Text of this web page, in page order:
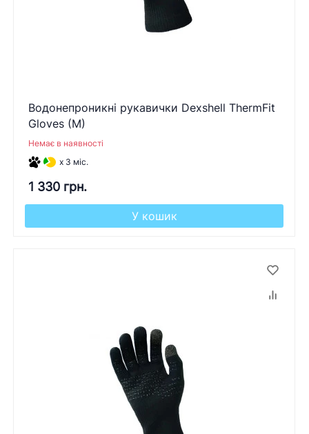
Водонепроникні рукавички Dexshell ThermFit
Gloves (M)
Немає в наявності
x 3 міс.
1 330 грн.
У кошик